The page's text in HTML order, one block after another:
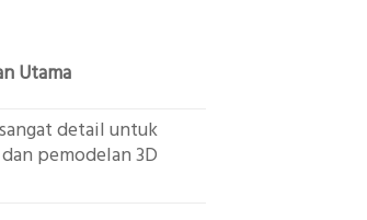
Utama
detail untuk
pemodelan 3D